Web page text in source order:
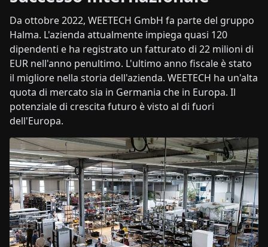
Da ottobre 2022, WEETECH GmbH fa parte del gruppo
Halma. L'azienda attualmente impiega quasi 120
dipendenti e ha registrato un fatturato di 22 milioni di
EUR nell'anno penultimo. L'ultimo anno fiscale è stato
il migliore nella storia dell'azienda. WEETECH ha un'alta
quota di mercato sia in Germania che in Europa. Il
potenziale di crescita futuro è visto al di fuori
dell'Europa.